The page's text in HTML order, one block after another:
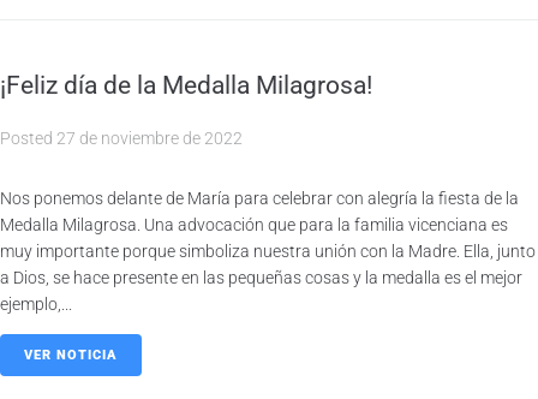
¡Feliz día de la Medalla Milagrosa!
Posted 27 de noviembre de 2022
Nos ponemos delante de María para celebrar con alegría la fiesta de la
Medalla Milagrosa. Una advocación que para la familia vicenciana es
muy importante porque simboliza nuestra unión con la Madre. Ella, junto
a Dios, se hace presente en las pequeñas cosas y la medalla es el mejor
ejemplo,...
VER NOTICIA